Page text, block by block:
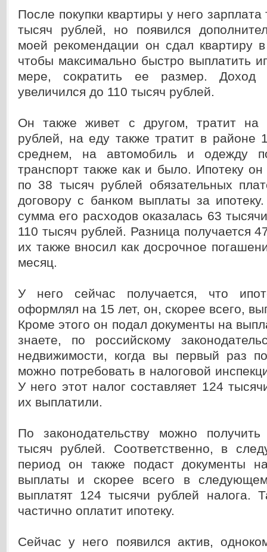
После покупки квартиры у него
тысяч рублей, но появился
моей рекомендации он сдал квартиру
чтобы максимально быстро выплатить
мере, сократить ее размер.
увеличился до 110 тысяч рублей.
Он также живет с другом, тратит на
рублей, на еду также тратит в районе
среднем, на автомобиль и одежду
транспорт также как и было. Ипотеку
по 38 тысяч рублей обязательных
договору с банком выплаты за
сумма его расходов оказалась 63
110 тысяч рублей. Разница получается
их также вносил как досрочное
месяц.
У него сейчас получается, что
оформлял на 15 лет, он, скорее всего,
Кроме этого он подал документы на
знаете, по российскому
недвижимости, когда вы первый раз
можно потребовать в налоговой
У него этот налог составляет 124
их выплатили.
По законодательству можно
тысяч рублей. Соответственно, в
период он также подаст документы
выплаты и скорее всего в
выплатят 124 тысячи рублей налога.
частично оплатит ипотеку.
Сейчас у него появился актив,